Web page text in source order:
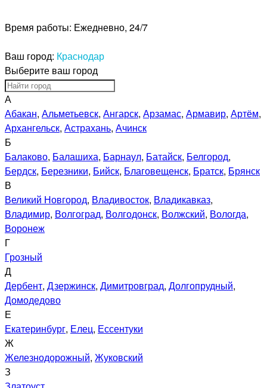
Время работы: Ежедневно, 24/7
Ваш город: Краснодар
Выберите ваш город
А
Абакан, Альметьевск, Ангарск, Арзамас, Армавир, Артём,
Архангельск, Астрахань, Ачинск
Б
Балаково, Балашиха, Барнаул, Батайск, Белгород,
Бердск, Березники, Бийск, Благовещенск, Братск, Брянск
В
Великий Новгород, Владивосток, Владикавказ,
Владимир, Волгоград, Волгодонск, Волжский, Вологда,
Воронеж
Г
Грозный
Д
Дербент, Дзержинск, Димитровград, Долгопрудный,
Домодедово
Е
Екатеринбург, Елец, Ессентуки
Ж
Железнодорожный, Жуковский
З